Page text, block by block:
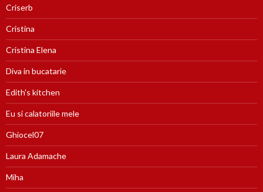
Criserb
Cristina
Cristina Elena
Diva in bucatarie
Edith's kitchen
Eu si calatoriile mele
Ghiocel07
Laura Adamache
Miha